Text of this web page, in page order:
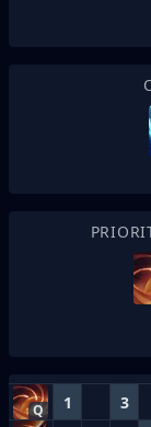
Q 1 3